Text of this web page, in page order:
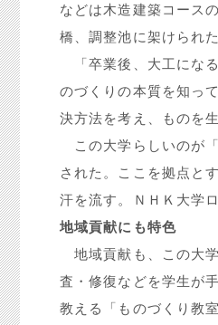
などは木造建築コース
橋、調整池に架けられ
「卒業後、大工にな
のづくりの本質を知っ
決方法を考え、ものを
この大学らしいのが
された。ここを拠点と
汗を流す。ＮＨＫ大学
地域貢献にも特色
地域貢献も、この大
査・修復などを学生が
教える「ものづくり教